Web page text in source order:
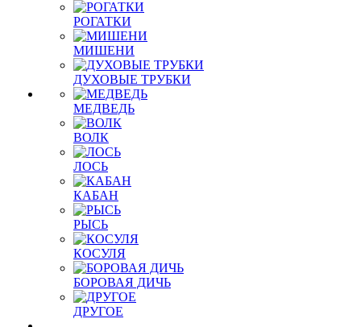
РОГАТКИ
МИШЕНИ
ДУХОВЫЕ ТРУБКИ
МЕДВЕДЬ
ВОЛК
ЛОСЬ
КАБАН
РЫСЬ
КОСУЛЯ
БОРОВАЯ ДИЧЬ
ДРУГОЕ